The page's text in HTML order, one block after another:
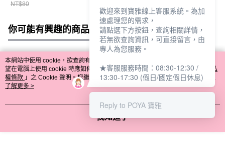
NT$80
你可能有興趣的商品 全站排行
熱門標籤
本網站中使用 cookie，欲查詢有關本網站使用 cookie 方式之詳情，及若您不希
望在電腦上使用 cookie 時應如何變更電腦的 cookie 設定，請參閱本網站「
隱私
權條款 」之 Cookie 聲明。您繼續使用本網站即表示您同意本公司得按本網站使
用條款之 Cookie 聲明使用 cookie。
了解更多 >
我知道了
歡迎來到寶雅線上客服系統。為加
速處理您的需求，
請點選下方按鈕，查詢相關詳情，
若無欲查詢資訊，可直接留言，由
專人為您服務。
★客服服務時間：08:30-12:30 /
13:30-17:30 (假日/國定假日休息)
Reply to POYA 寶雅